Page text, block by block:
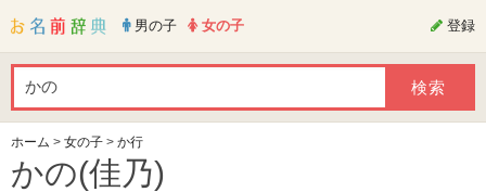
男の子 女の子 登録
ホーム > 女の子 > か行
かの(佳乃)